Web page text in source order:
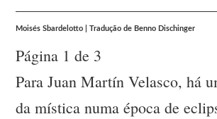
Moisés Sbardelotto | Tradução de Benno Dischinger
Página 1 de 3
Para Juan Martín Velasco, há
da mística numa época de